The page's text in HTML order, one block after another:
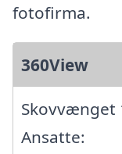
fotofirma.
360View
Skovvænget
Ansatte: